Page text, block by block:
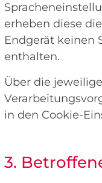
erheben diese
Endgerät keinen
enthalten.
Über die
in den Cookie-
3.